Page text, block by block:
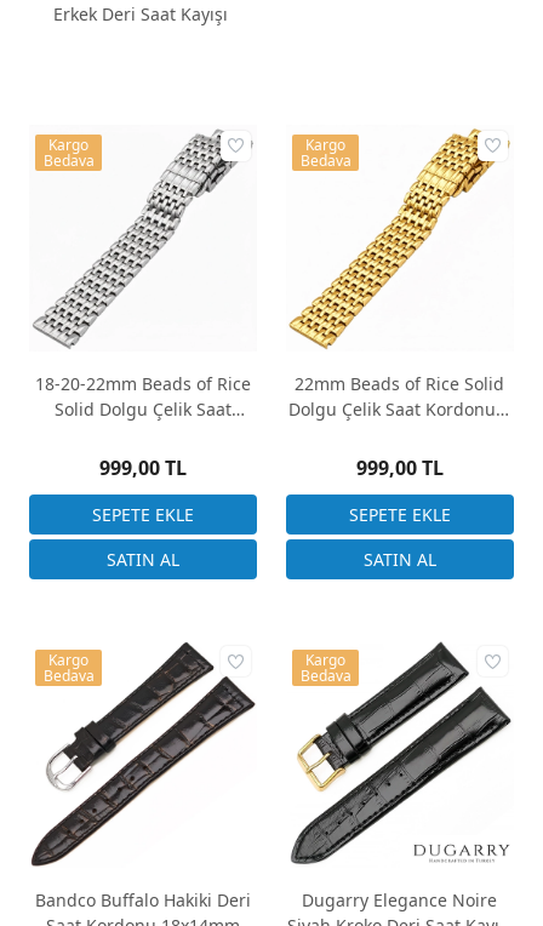
Erkek Deri Saat Kayışı
18-20-22mm Beads of Rice
Solid Dolgu Çelik Saat
999,00 TL
Kargo
Bedava
22mm Beads of Rice Solid
Dolgu Çelik Saat Kordonu 3
999,00 TL
Kargo
Bedava
Bandco Buffalo Hakiki Deri
Kargo
Bedava
Dugarry Elegance Noire
Kargo
Bedava